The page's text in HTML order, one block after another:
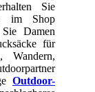
Sie
im Shop
Damen
für
Wandern,
Outdoor-